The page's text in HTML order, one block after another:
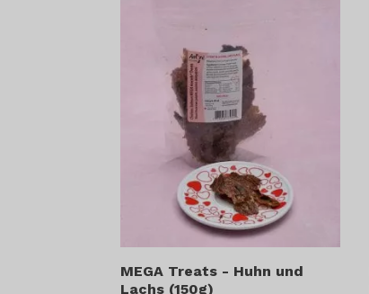
MEGA Treats - Huhn und
Lachs (150g)